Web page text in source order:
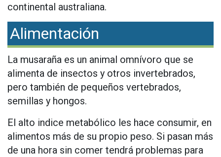
continental australiana.
Alimentación
La musaraña es un animal omnívoro que se
alimenta de insectos y otros invertebrados,
pero también de pequeños vertebrados,
semillas y hongos.
El alto indice metabólico les hace consumir, en
alimentos más de su propio peso. Si pasan más
de una hora sin comer tendrá problemas para